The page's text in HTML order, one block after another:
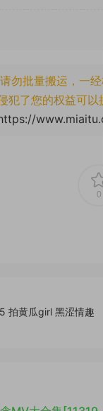
勿批量搬运，一
犯了您的权益可
0
拍黄瓜girl 黑涩情趣